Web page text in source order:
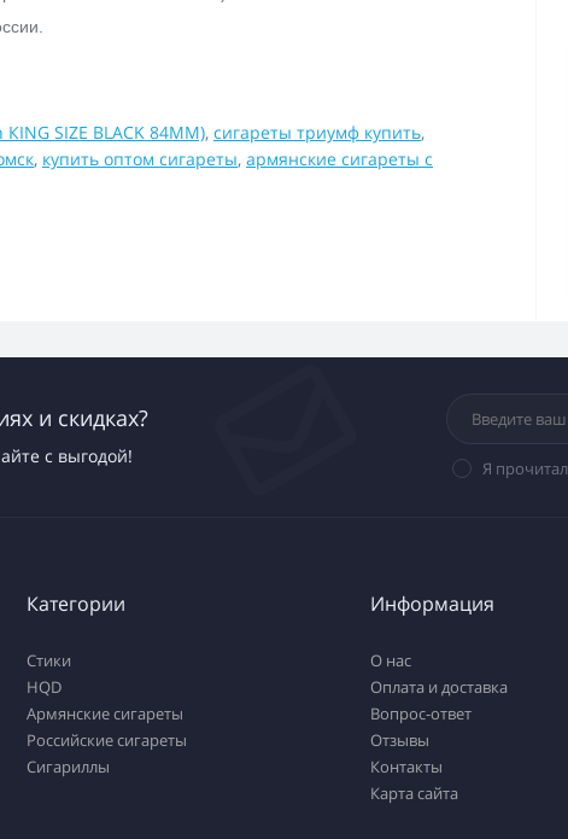
SIZE BLACK 84MM), сигареты триумф купить,
, купить оптом сигареты, армянские сигареты с
и скидках?
с выгодой!
Я прочитал
Категории
Стики
HQD
Армянские сигареты
Российские сигареты
Сигариллы
Информация
О нас
Оплата и доставка
Вопрос-ответ
Отзывы
Контакты
Карта сайта